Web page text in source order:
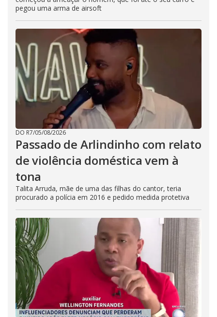
pegou uma arma de airsoft
DO R7/05/08/2026
Passado de Arlindinho com relato
de violência doméstica vem à
tona
Talita Arruda, mãe de uma das filhas do cantor, teria
procurado a polícia em 2016 e pedido medida protetiva